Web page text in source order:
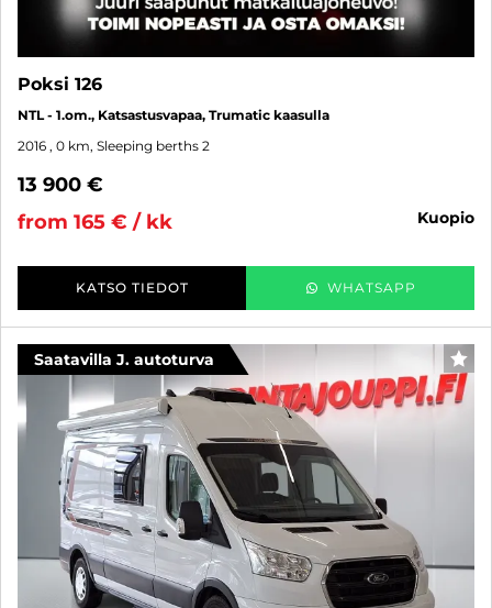
Poksi 126
NTL - 1.om., Katsastusvapaa, Trumatic kaasulla
2016 , 0 km, Sleeping berths 2
13 900 €
from 165 € / kk
kuopio
KATSO TIEDOT WHATSAPP
Saatavilla J. autoturva